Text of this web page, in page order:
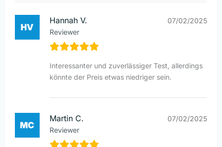
Hannah V.
Reviewer
07/02/2025
Interessanter und zuverlässiger Test, allerdings
könnte der Preis etwas niedriger sein.
Martin C.
Reviewer
07/02/2025